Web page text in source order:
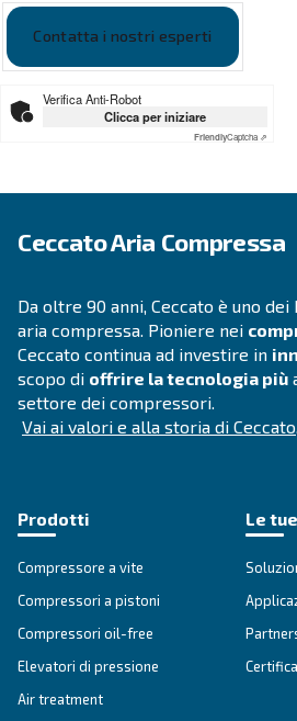
Cerchi il
applicazione?
Applicazioni
Vai alle applicazioni dell'aria